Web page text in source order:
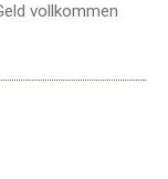
vollkommen